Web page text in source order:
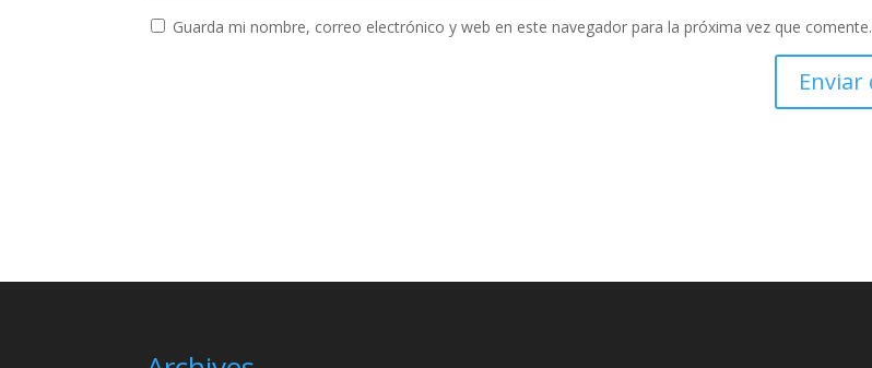
Guarda mi nombre, correo electrónico y web en este navegador para la próxima vez que comente.